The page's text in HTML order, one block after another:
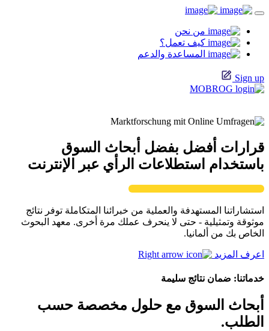
من نحن
كيف تعمل؟
المساعدة والدعم
Sign up
قرارات أفضل بفضل أبحاث السوق
باستخدام استطلاعات الرأي عبر الإنترنت
استشاراتنا المستهدفة والعملية من خبرائنا المتكاملة توفر نتائج
موثوقة وتمثيلية - حتى لا ينحرف عملك مرة أخرى. معهد البحوث
الخاص بك من ألمانيا.
اعرف المزيد
خدماتنا: ضمان نتائج سليمة
أبحاث السوق مع حلول مخصصة حسب
الطلب.